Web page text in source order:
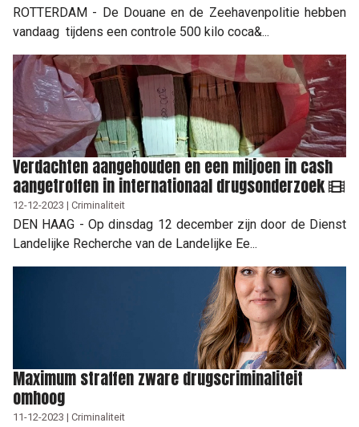
ROTTERDAM - De Douane en de Zeehavenpolitie hebben
vandaag tijdens een controle 500 kilo coca&...
Verdachten aangehouden en een miljoen in cash
aangetroffen in internationaal drugsonderzoek
12-12-2023 | Criminaliteit
DEN HAAG - Op dinsdag 12 december zijn door de Dienst
Landelijke Recherche van de Landelijke Ee...
Maximum straffen zware drugscriminaliteit
omhoog
11-12-2023 | Criminaliteit